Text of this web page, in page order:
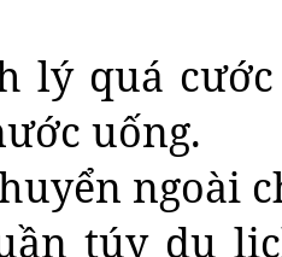
lý quá
uống.
ngoài
túy du